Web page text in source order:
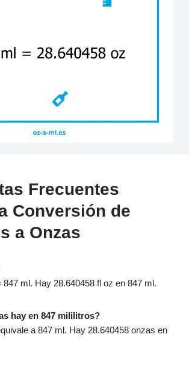
Frecuentes
Conversión de
a Onzas
847 ml. Hay 28.640458 fl oz en 847 ml.
hay en 847 mililitros?
a 847 ml. Hay 28.640458 onzas en